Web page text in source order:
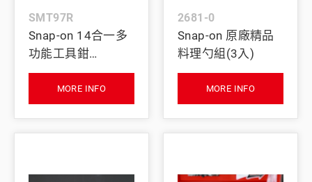
SMT97R
Snap-on 14合一多
功能工具鉗
Gerber® 聯名款
MORE INFO
2681-0
Snap-on 原廠精品
料理勺組(3入)
MORE INFO